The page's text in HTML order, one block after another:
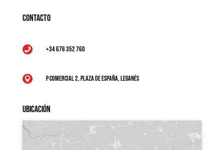
Contacto
 +34 676 352 760
 P Comercial 2, Plaza de España, Leganés
Ubicación